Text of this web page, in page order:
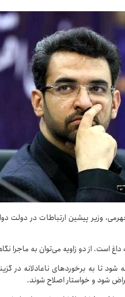
وزیر پیشین ارتباطات در دولت
است. از دو زاویه می‌توان به ماجرا
تا به برخوردهای ناعادلانه در
شود و خواستار اصلاح شوند.